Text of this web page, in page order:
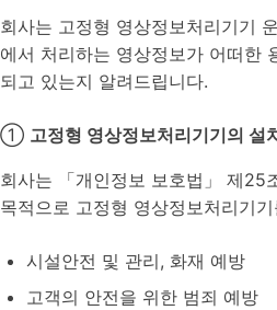
회사는 고정형 영상정보처리기기
에서 처리하는 영상정보가 어떠한
되고 있는지 알려드립니다.
① 고정형 영상정보처리기기의 설
회사는 「개인정보 보호법」 제25
목적으로 고정형 영상정보처리기
시설안전 및 관리, 화재 예방
고객의 안전을 위한 범죄 예방